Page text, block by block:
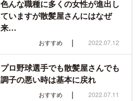
色んな職種に多くの女性が進出し
ていますが散髪屋さんにはなぜ
来…
おすすめ | 2022.07.12
プロ野球選手でも散髪屋さんでも
調子の悪い時は基本に戻れ
おすすめ | 2022.07.11